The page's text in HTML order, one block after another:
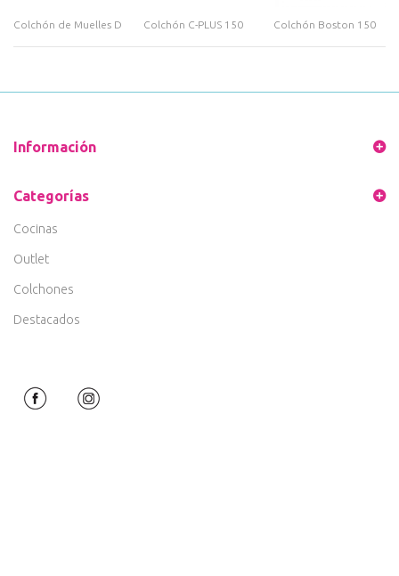
Colchón de Muelles D Colchón C-PLUS 150 Colchón Boston 150
Información
Categorías
Cocinas
Outlet
Colchones
Destacados